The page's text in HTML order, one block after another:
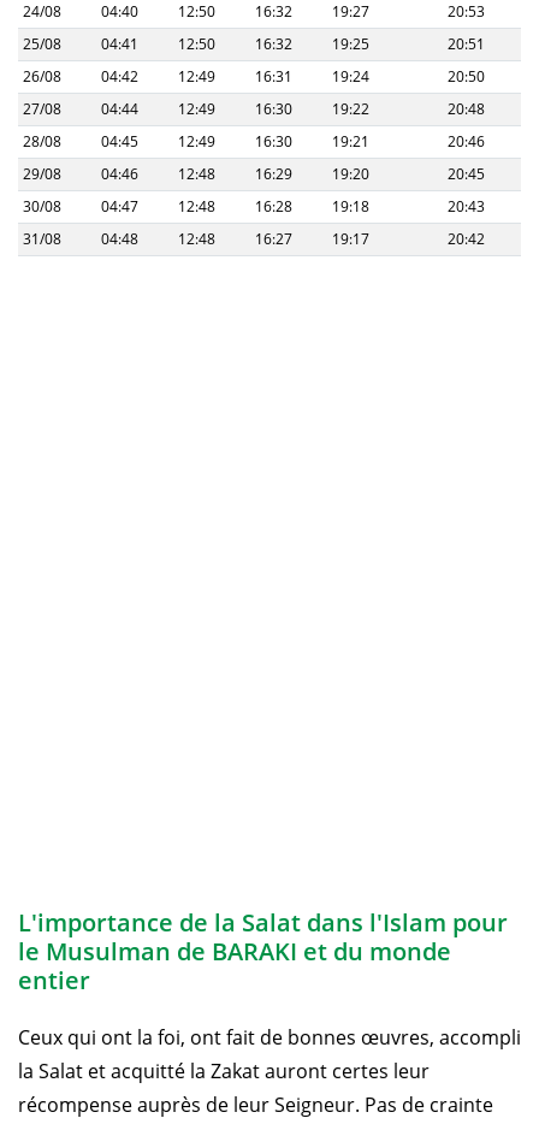
24/08
04:40 12:50 16:32 19:27
20:53
25/08
04:41 12:50 16:32 19:25
20:51
26/08
04:42 12:49 16:31 19:24
20:50
27/08
04:44 12:49 16:30 19:22
20:48
28/08
04:45 12:49 16:30 19:21
20:46
29/08
04:46 12:48 16:29 19:20
20:45
30/08
04:47 12:48 16:28 19:18
20:43
31/08
04:48 12:48 16:27 19:17 20:42
L'importance de la Salat dans l'Islam pour
le Musulman de BARAKI et du monde
entier
Ceux qui ont la foi, ont fait de bonnes œuvres, accompli
la Salat et acquitté la Zakat auront certes leur
récompense auprès de leur Seigneur. Pas de crainte